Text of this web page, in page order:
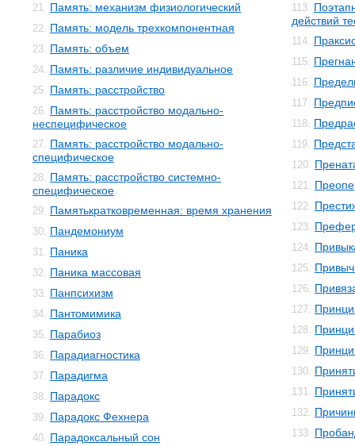
21. Память: механизм физиологический
22. Память: модель трехкомпонентная
23. Память: объем
24. Память: различие индивидуальное
25. Память: расстройство
26. Память: расстройство модально-
неспецифическое
27. Память: расстройство модально-
специфическое
28. Память: расстройство системно-
специфическое
29. Памятькратковременная: время хранения
30. Пандемониум
31. Паника
32. Паника массовая
33. Панпсихизм
34. Пантомимика
35. Парабиоз
36. Парадиагностика
37. Парадигма
38. Парадокс
39. Парадокс Фехнера
40. Парадоксальный сон
113.
действий
114.
115.
116.
117.
118.
119.
120.
121.
122.
123.
124.
125.
126.
127.
128.
129.
130.
131.
132.
133.